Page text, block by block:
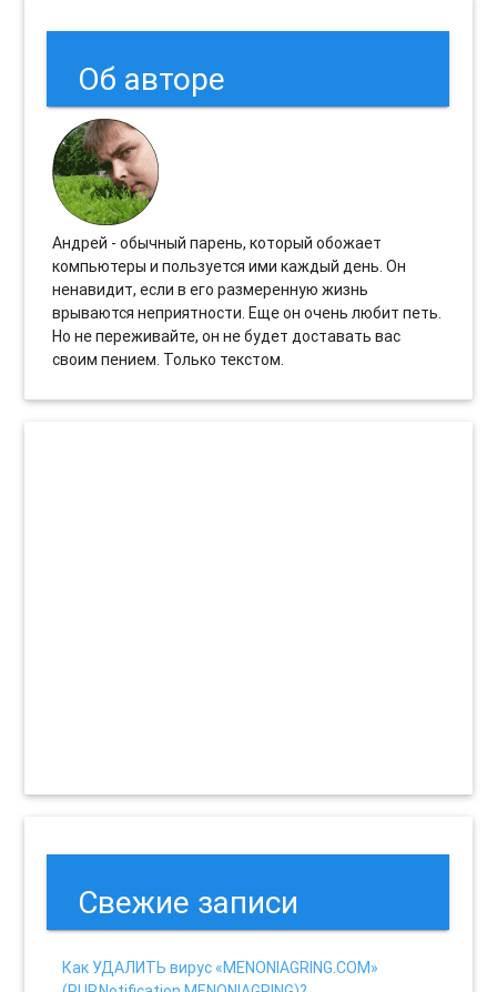
Об авторе
Андрей - обычный парень, который обожает
компьютеры и пользуется ими каждый день. Он
ненавидит, если в его размеренную жизнь
врываются неприятности. Еще он очень любит петь.
Но не переживайте, он не будет доставать вас
своим пением. Только текстом.
Свежие записи
Как УДАЛИТЬ вирус «MENONIAGRING.COM»